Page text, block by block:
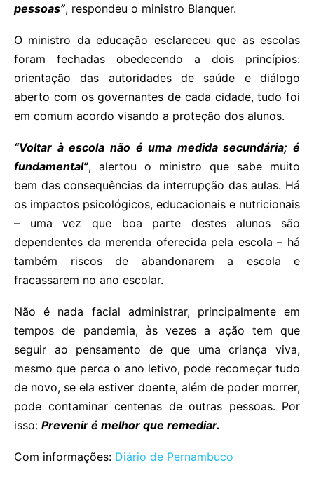
pessoas”, respondeu o ministro Blanquer.
O ministro da educação esclareceu que as escolas
foram fechadas obedecendo a dois princípios:
orientação das autoridades de saúde e diálogo
aberto com os governantes de cada cidade, tudo foi
em comum acordo visando a proteção dos alunos.
“Voltar à escola não é uma medida secundária; é
fundamental”, alertou o ministro que sabe muito
bem das consequências da interrupção das aulas. Há
os impactos psicológicos, educacionais e nutricionais
– uma vez que boa parte destes alunos são
dependentes da merenda oferecida pela escola – há
também riscos de abandonarem a escola e
fracassarem no ano escolar.
Não é nada facial administrar, principalmente em
tempos de pandemia, às vezes a ação tem que
seguir ao pensamento de que uma criança viva,
mesmo que perca o ano letivo, pode recomeçar tudo
de novo, se ela estiver doente, além de poder morrer,
pode contaminar centenas de outras pessoas. Por
isso: Prevenir é melhor que remediar.
Com informações: Diário de Pernambuco